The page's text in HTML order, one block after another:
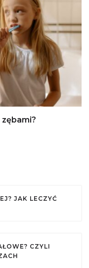
JAK LECZYĆ
CZYLI